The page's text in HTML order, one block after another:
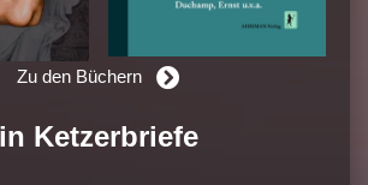
Zu den Büchern
in Ketzerbriefe